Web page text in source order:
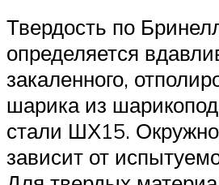
Твердость по
определяется
закаленного,
шарика из
стали ШХ15.
зависит от